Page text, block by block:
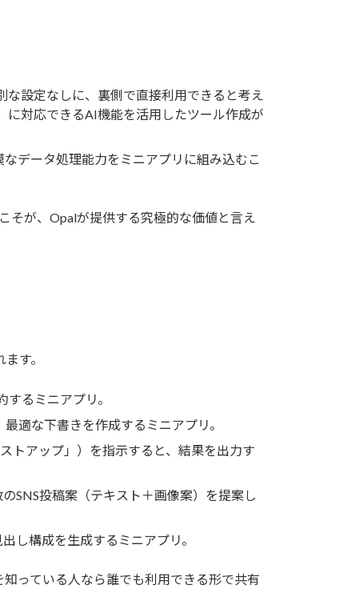
な設定なしに、裏側で直接利用できると考え
に対応できるAI機能を活用したツール作成が
データ処理能力をミニアプリに組み込むこ
そが、Opalが提供する究極的な価値と言え
す。
るミニアプリ。
適な下書きを作成するミニアプリ。
トアップ」）を指示すると、結果を出力す
SNS投稿案（テキスト＋画像案）を提案し
し構成を生成するミニアプリ。
っている人なら誰でも利用できる形で共有